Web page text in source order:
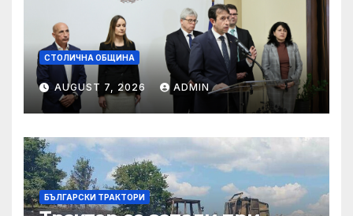
СТОЛИЧНА ОБЩИНА
AUGUST 7, 2026 ADMIN
БЪЛГАРСКИ ТРАКТОРИ